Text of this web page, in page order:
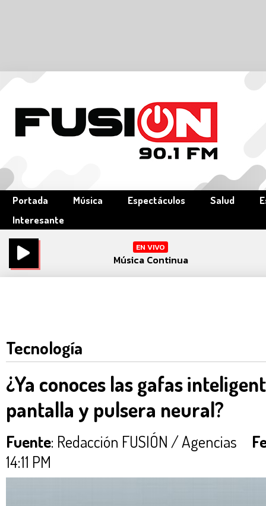
Portada Música Espectáculos Salud
Interesante
EN VIVO
Música Continua
Tecnología
¿Ya conoces las gafas
pantalla y pulsera neural?
Fuente: Redacción FUSIÓN / Agencias
14:11 PM